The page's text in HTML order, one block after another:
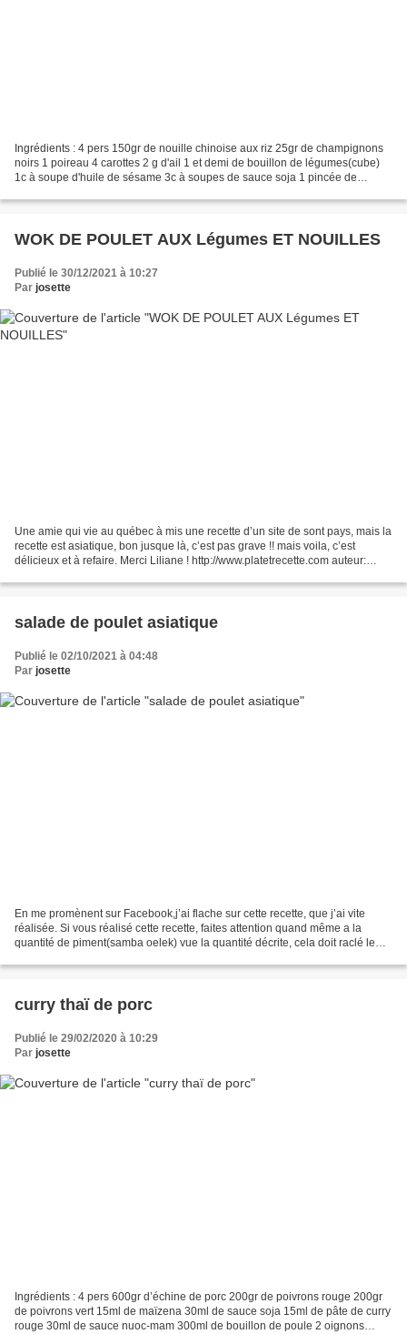
Ingrédients : 4 pers 150gr de nouille chinoise aux riz 25gr de champignons
noirs 1 poireau 4 carottes 2 g d'ail 1 et demi de bouillon de légumes(cube)
1c à soupe d'huile de sésame 3c à soupes de sauce soja 1 pincée de
WOK DE POULET AUX Légumes ET NOUILLES
Publié le 30/12/2021 à 10:27
Par josette
Une amie qui vie au québec à mis une recette d’un site de sont pays, mais la
recette est asiatique, bon jusque là, c’est pas grave !! mais voila, c’est
délicieux et à refaire. Merci Liliane ! http://www.platetrecette.com auteur:
salade de poulet asiatique
Publié le 02/10/2021 à 04:48
Par josette
En me promènent sur Facebook,j’ai flache sur cette recette, que j’ai vite
réalisée. Si vous réalisé cette recette, faites attention quand même a la
quantité de piment(samba oelek) vue la quantité décrite, cela doit raclé le
curry thaï de porc
Publié le 29/02/2020 à 10:29
Par josette
Ingrédients : 4 pers 600gr d’échine de porc 200gr de poivrons rouge 200gr
de poivrons vert 15ml de maïzena 30ml de sauce soja 15ml de pâte de curry
rouge 30ml de sauce nuoc-mam 300ml de bouillon de poule 2 oignons